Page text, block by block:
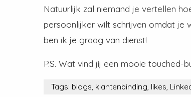
Natuurlijk zal niemand je vertellen
persoonlijker wilt schrijven omdat je
ben ik je graag van dienst!
P.S. Wat vind jij een mooie touched-
Tags: blogs, klantenbinding, likes,